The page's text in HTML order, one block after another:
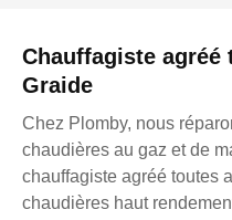
Chauffagiste agréé
Graide
Chez Plomby, nous
chaudières au gaz et de
chauffagiste agréé toutes
chaudières haut